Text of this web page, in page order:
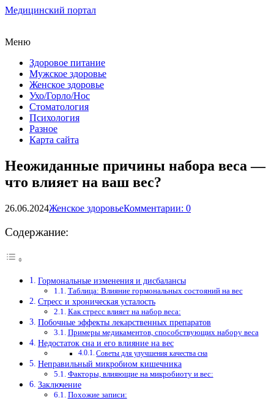
Медицинский портал
Меню
Здоровое питание
Мужское здоровье
Женское здоровье
Ухо/Горло/Нос
Стоматология
Психология
Разное
Карта сайта
Неожиданные причины набора веса —
что влияет на ваш вес?
26.06.2024Женское здоровьеКомментарии: 0
Содержание:
Гормональные изменения и дисбалансы
Таблица: Влияние гормональных состояний на вес
Стресс и хроническая усталость
Как стресс влияет на набор веса:
Побочные эффекты лекарственных препаратов
Примеры медикаментов, способствующих набору веса
Недостаток сна и его влияние на вес
Советы для улучшения качества сна
Неправильный микробиом кишечника
Факторы, влияющие на микробиоту и вес:
Заключение
Похожие записи: